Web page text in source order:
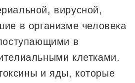
вирусной,
в организме человека
в
клетками.
и яды, которые